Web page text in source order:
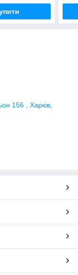
156 , Харків,